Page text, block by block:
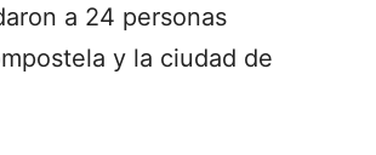
a 24 personas
y la ciudad de